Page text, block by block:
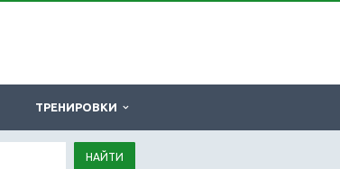
ТРЕНИРОВКИ
НАЙТИ